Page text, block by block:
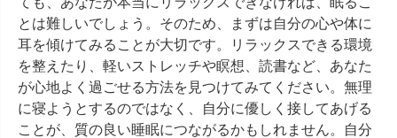
とは難しいでしょう。そのため、まずは自分の心や体に
耳を傾けてみることが大切です。リラックスできる環境
を整えたり、軽いストレッチや瞑想、読書など、あなた
が心地よく過ごせる方法を見つけてみてください。無理
に寝ようとするのではなく、自分に優しく接してあげる
ことが、質の良い睡眠につながるかもしれません。自分